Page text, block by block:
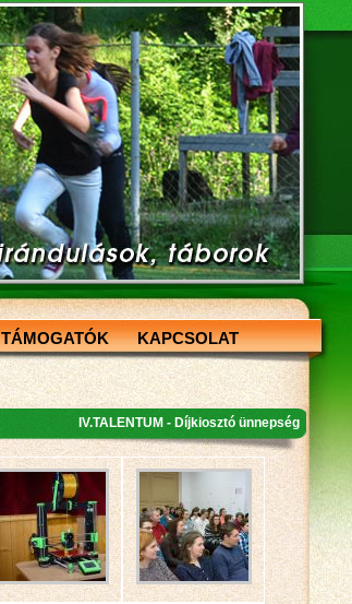
TÁMOGATÓK KAPCSOLAT
IV.TALENTUM - Díjkiosztó ünnepség